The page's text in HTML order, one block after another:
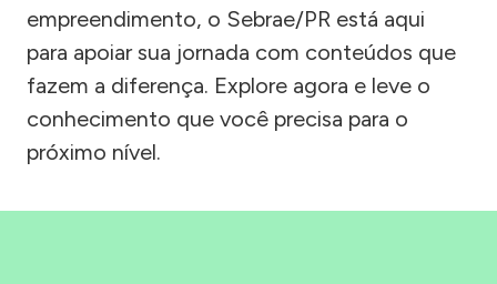
empreendimento, o Sebrae/PR está aqui
para apoiar sua jornada com conteúdos que
fazem a diferença. Explore agora e leve o
conhecimento que você precisa para o
próximo nível.